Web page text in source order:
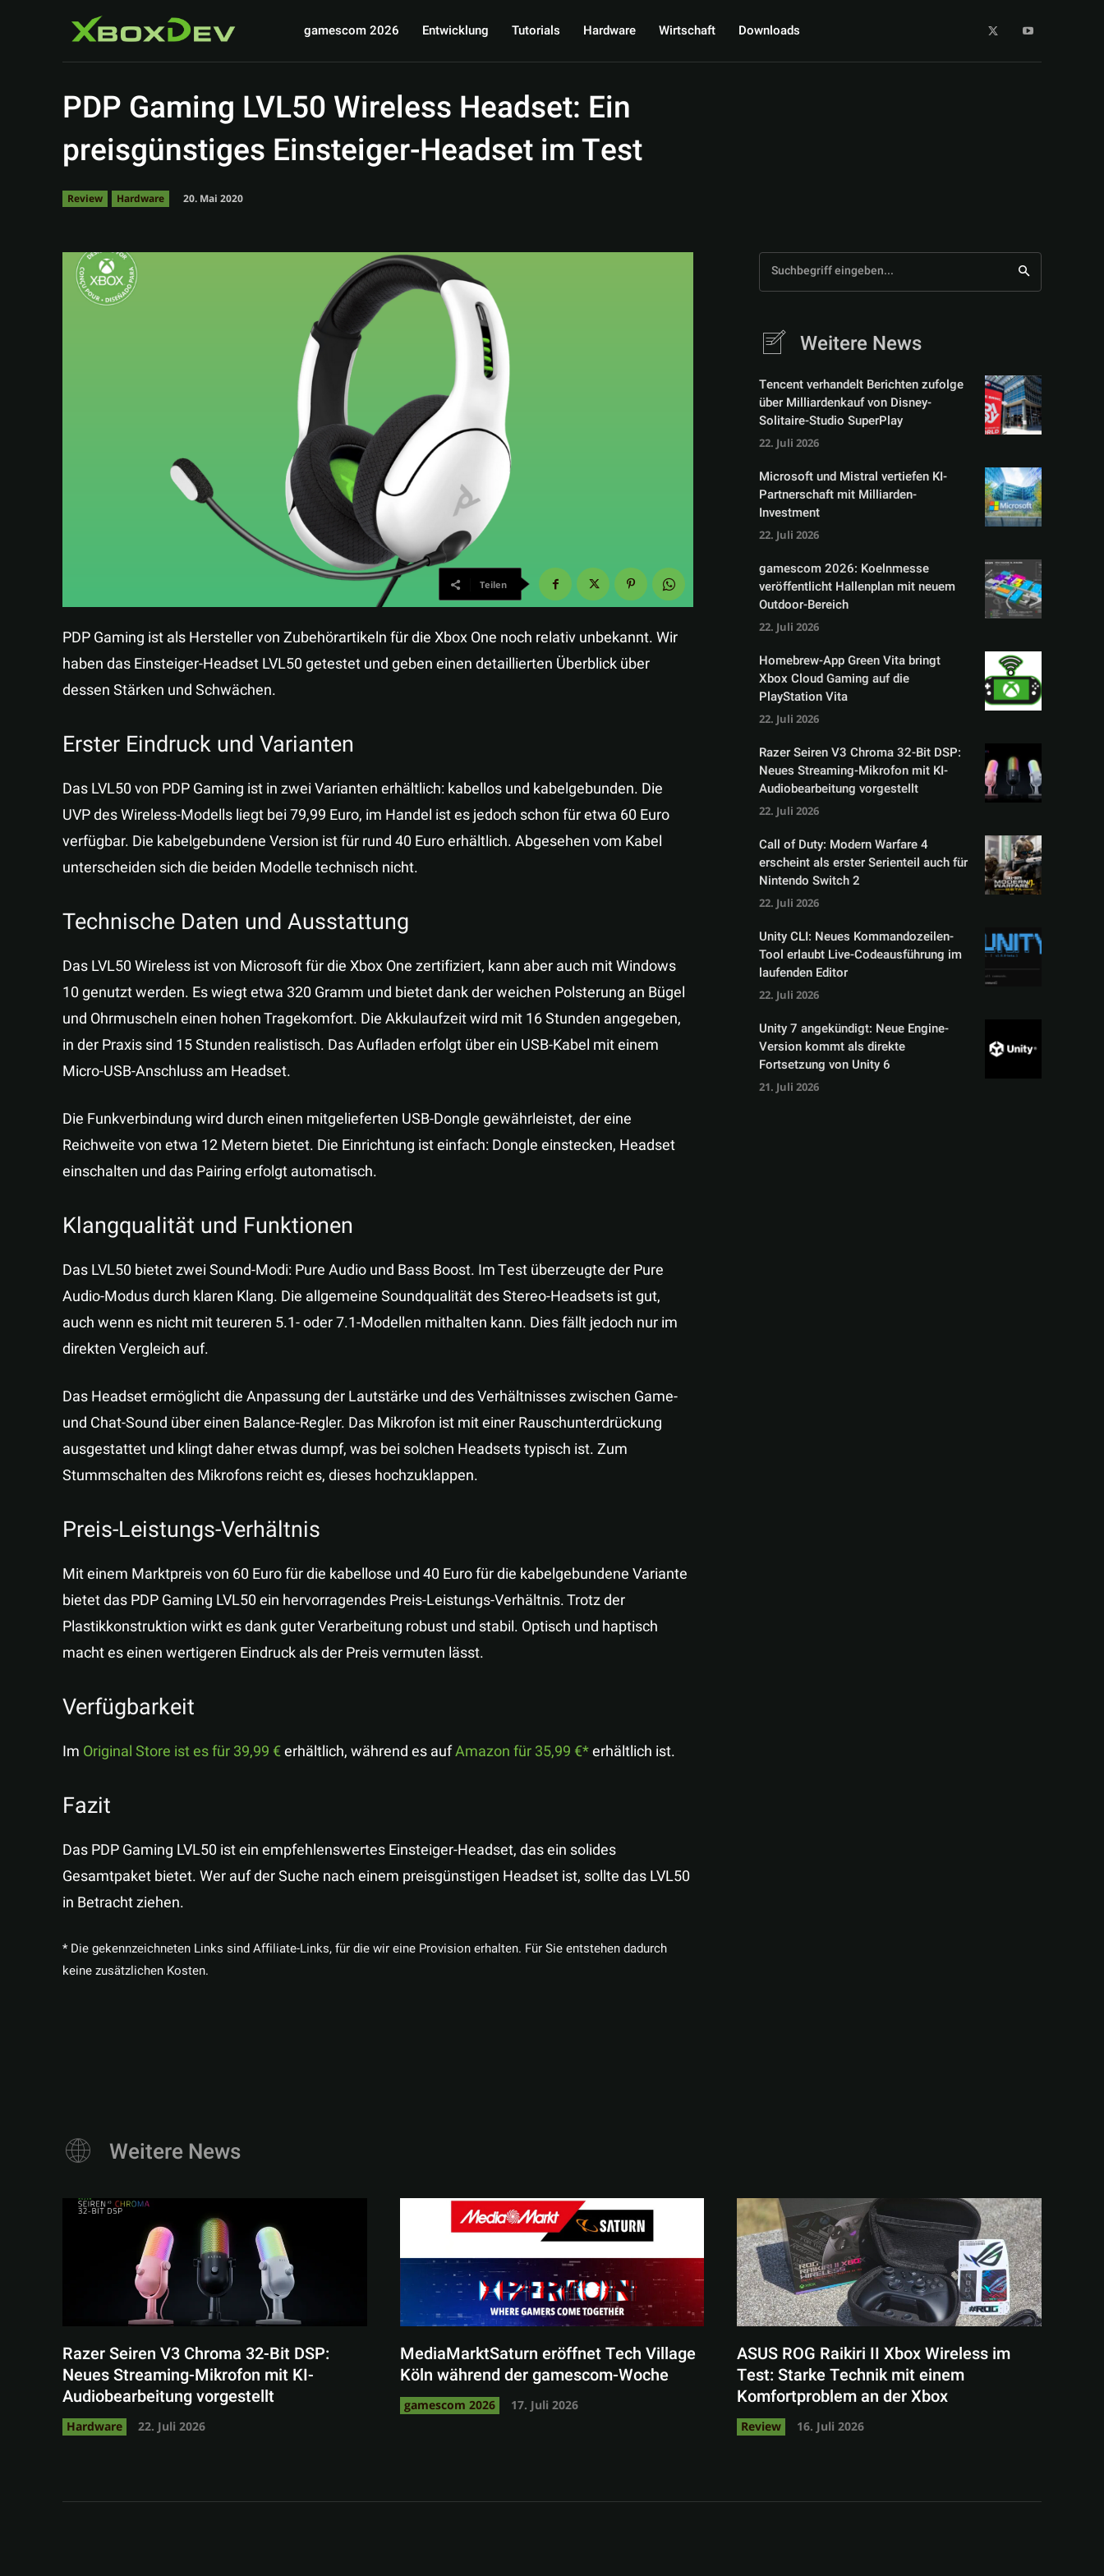
gamescom 2026 Entwicklung Tutorials Hardware Wirtschaft Downloads
PDP Gaming LVL50 Wireless Headset: Ein
preisgünstiges Einsteiger-Headset im Test
Review Hardware 20. Mai 2020
Teilen
PDP Gaming ist als Hersteller von Zubehörartikeln für die Xbox One noch relativ unbekannt. Wir
haben das Einsteiger-Headset LVL50 getestet und geben einen detaillierten Überblick über
dessen Stärken und Schwächen.
Erster Eindruck und Varianten
Das LVL50 von PDP Gaming ist in zwei Varianten erhältlich: kabellos und kabelgebunden. Die
UVP des Wireless-Modells liegt bei 79,99 Euro, im Handel ist es jedoch schon für etwa 60 Euro
verfügbar. Die kabelgebundene Version ist für rund 40 Euro erhältlich. Abgesehen vom Kabel
unterscheiden sich die beiden Modelle technisch nicht.
Technische Daten und Ausstattung
Das LVL50 Wireless ist von Microsoft für die Xbox One zertifiziert, kann aber auch mit Windows
10 genutzt werden. Es wiegt etwa 320 Gramm und bietet dank der weichen Polsterung an Bügel
und Ohrmuscheln einen hohen Tragekomfort. Die Akkulaufzeit wird mit 16 Stunden angegeben,
in der Praxis sind 15 Stunden realistisch. Das Aufladen erfolgt über ein USB-Kabel mit einem
Micro-USB-Anschluss am Headset.
Die Funkverbindung wird durch einen mitgelieferten USB-Dongle gewährleistet, der eine
Reichweite von etwa 12 Metern bietet. Die Einrichtung ist einfach: Dongle einstecken, Headset
einschalten und das Pairing erfolgt automatisch.
Klangqualität und Funktionen
Das LVL50 bietet zwei Sound-Modi: Pure Audio und Bass Boost. Im Test überzeugte der Pure
Audio-Modus durch klaren Klang. Die allgemeine Soundqualität des Stereo-Headsets ist gut,
auch wenn es nicht mit teureren 5.1- oder 7.1-Modellen mithalten kann. Dies fällt jedoch nur im
direkten Vergleich auf.
Das Headset ermöglicht die Anpassung der Lautstärke und des Verhältnisses zwischen Game-
und Chat-Sound über einen Balance-Regler. Das Mikrofon ist mit einer Rauschunterdrückung
ausgestattet und klingt daher etwas dumpf, was bei solchen Headsets typisch ist. Zum
Stummschalten des Mikrofons reicht es, dieses hochzuklappen.
Preis-Leistungs-Verhältnis
Mit einem Marktpreis von 60 Euro für die kabellose und 40 Euro für die kabelgebundene Variante
bietet das PDP Gaming LVL50 ein hervorragendes Preis-Leistungs-Verhältnis. Trotz der
Plastikkonstruktion wirkt es dank guter Verarbeitung robust und stabil. Optisch und haptisch
macht es einen wertigeren Eindruck als der Preis vermuten lässt.
Verfügbarkeit
Im Original Store ist es für 39,99 €erhältlich, während es aufAmazon für 35,99 € erhältlich ist.
Fazit
Das PDP Gaming LVL50 ist ein empfehlenswertes Einsteiger-Headset, das ein solides
Gesamtpaket bietet. Wer auf der Suche nach einem preisgünstigen Headset ist, sollte das LVL50
in Betracht ziehen.
* Die gekennzeichneten Links sind Affiliate-Links, für die wir eine Provision erhalten. Für Sie entstehen dadurch
keine zusätzlichen Kosten.
Suchbegriff eingeben...
Weitere News
Tencent verhandelt Berichten zufolge
über Milliardenkauf von Disney-
Solitaire-Studio SuperPlay
22. Juli 2026
Microsoft und Mistral vertiefen KI-
Partnerschaft mit Milliarden-
Investment
22. Juli 2026
gamescom 2026: Koelnmesse
veröffentlicht Hallenplan mit neuem
Outdoor-Bereich
22. Juli 2026
Homebrew-App Green Vita bringt
Xbox Cloud Gaming auf die
PlayStation Vita
22. Juli 2026
Razer Seiren V3 Chroma 32-Bit DSP:
Neues Streaming-Mikrofon mit KI-
Audiobearbeitung vorgestellt
22. Juli 2026
Call of Duty: Modern Warfare 4
erscheint als erster Serienteil auch für
Nintendo Switch 2
22. Juli 2026
Unity CLI: Neues Kommandozeilen-
Tool erlaubt Live-Codeausführung im
laufenden Editor
22. Juli 2026
Unity 7 angekündigt: Neue Engine-
Version kommt als direkte
Fortsetzung von Unity 6
21. Juli 2026
Weitere News
Razer Seiren V3 Chroma 32-Bit DSP:
Neues Streaming-Mikrofon mit KI-
Audiobearbeitung vorgestellt
Hardware 22. Juli 2026
MediaMarktSaturn eröffnet Tech Village
Köln während der gamescom-Woche
gamescom 2026 17. Juli 2026
ASUS ROG Raikiri II Xbox Wireless im
Test: Starke Technik mit einem
Komfortproblem an der Xbox
Review 16. Juli 2026